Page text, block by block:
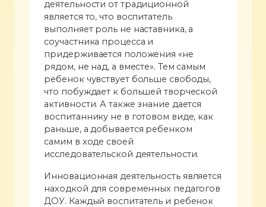
деятельности от традиционной
является то, что воспитатель
выполняет роль не наставника, а
соучастника процесса и
придерживается положения «не
рядом, не над, а вместе». Тем самым
ребенок чувствует больше свободы,
что побуждает к большей творческой
активности. А также знание дается
воспитаннику не в готовом виде, как
раньше, а добывается ребенком
самим в ходе своей
исследовательской деятельности.
Инновационная деятельность является
находкой для современных педагогов
ДОУ. Каждый воспитатель и ребенок